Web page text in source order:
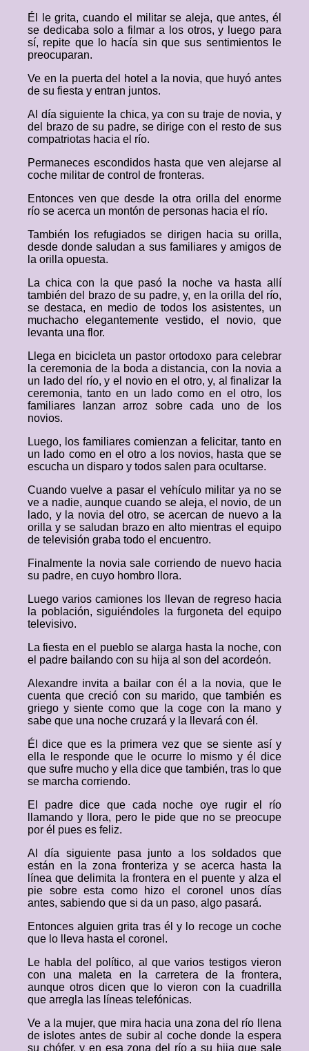
Él le grita, cuando el militar se aleja, que antes, él
se dedicaba solo a filmar a los otros, y luego para
sí, repite que lo hacía sin que sus sentimientos le
preocuparan.
Ve en la puerta del hotel a la novia, que huyó antes
de su fiesta y entran juntos.
Al día siguiente la chica, ya con su traje de novia, y
del brazo de su padre, se dirige con el resto de sus
compatriotas hacia el río.
Permaneces escondidos hasta que ven alejarse al
coche militar de control de fronteras.
Entonces ven que desde la otra orilla del enorme
río se acerca un montón de personas hacia el río.
También los refugiados se dirigen hacia su orilla,
desde donde saludan a sus familiares y amigos de
la orilla opuesta.
La chica con la que pasó la noche va hasta allí
también del brazo de su padre, y, en la orilla del río,
se destaca, en medio de todos los asistentes, un
muchacho elegantemente vestido, el novio, que
levanta una flor.
Llega en bicicleta un pastor ortodoxo para celebrar
la ceremonia de la boda a distancia, con la novia a
un lado del río, y el novio en el otro, y, al finalizar la
ceremonia, tanto en un lado como en el otro, los
familiares lanzan arroz sobre cada uno de los
novios.
Luego, los familiares comienzan a felicitar, tanto en
un lado como en el otro a los novios, hasta que se
escucha un disparo y todos salen para ocultarse.
Cuando vuelve a pasar el vehículo militar ya no se
ve a nadie, aunque cuando se aleja, el novio, de un
lado, y la novia del otro, se acercan de nuevo a la
orilla y se saludan brazo en alto mientras el equipo
de televisión graba todo el encuentro.
Finalmente la novia sale corriendo de nuevo hacia
su padre, en cuyo hombro llora.
Luego varios camiones los llevan de regreso hacia
la población, siguiéndoles la furgoneta del equipo
televisivo.
La fiesta en el pueblo se alarga hasta la noche, con
el padre bailando con su hija al son del acordeón.
Alexandre invita a bailar con él a la novia, que le
cuenta que creció con su marido, que también es
griego y siente como que la coge con la mano y
sabe que una noche cruzará y la llevará con él.
Él dice que es la primera vez que se siente así y
ella le responde que le ocurre lo mismo y él dice
que sufre mucho y ella dice que también, tras lo que
se marcha corriendo.
El padre dice que cada noche oye rugir el río
llamando y llora, pero le pide que no se preocupe
por él pues es feliz.
Al día siguiente pasa junto a los soldados que
están en la zona fronteriza y se acerca hasta la
línea que delimita la frontera en el puente y alza el
pie sobre esta como hizo el coronel unos días
antes, sabiendo que si da un paso, algo pasará.
Entonces alguien grita tras él y lo recoge un coche
que lo lleva hasta el coronel.
Le habla del político, al que varios testigos vieron
con una maleta en la carretera de la frontera,
aunque otros dicen que lo vieron con la cuadrilla
que arregla las líneas telefónicas.
Ve a la mujer, que mira hacia una zona del río llena
de islotes antes de subir al coche donde la espera
su chófer, y en esa zona del río a su hija que sale